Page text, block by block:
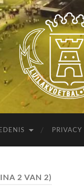
PRIVACY
2 VAN 2)